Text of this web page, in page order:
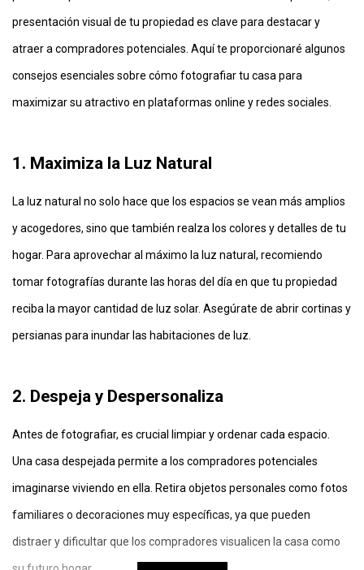
presentación visual de tu propiedad es clave para destacar y
atraer a compradores potenciales. Aquí te proporcionaré algunos
consejos esenciales sobre cómo fotografiar tu casa para
maximizar su atractivo en plataformas online y redes sociales.
1. Maximiza la Luz Natural
La luz natural no solo hace que los espacios se vean más amplios
y acogedores, sino que también realza los colores y detalles de tu
hogar. Para aprovechar al máximo la luz natural, recomiendo
tomar fotografías durante las horas del día en que tu propiedad
reciba la mayor cantidad de luz solar. Asegúrate de abrir cortinas y
persianas para inundar las habitaciones de luz.
2. Despeja y Despersonaliza
Antes de fotografiar, es crucial limpiar y ordenar cada espacio.
Una casa despejada permite a los compradores potenciales
imaginarse viviendo en ella. Retira objetos personales como fotos
familiares o decoraciones muy específicas, ya que pueden
distraer y dificultar que los compradores visualicen la casa como